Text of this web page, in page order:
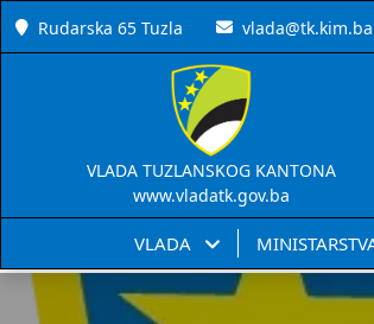
Rudarska 65 Tuzla vlada@tk.kim.ba
VLADA TUZLANSKOG KANTONA
www.vladatk.gov.ba
VLADA